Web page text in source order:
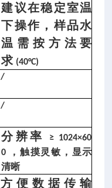
建议在稳定室温
下操作，样品水
温需按方法要
求 (40°C)
/
/
分辨率
≥ 1024×60
0
，触摸灵敏，显示
清晰
方便数据传输